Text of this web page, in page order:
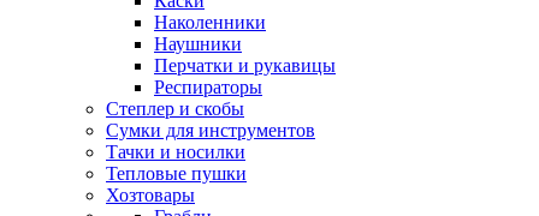
Наколенники
Наушники
Перчатки и рукавицы
Респираторы
Степлер и скобы
Сумки для инструментов
Тачки и носилки
Тепловые пушки
Хозтовары